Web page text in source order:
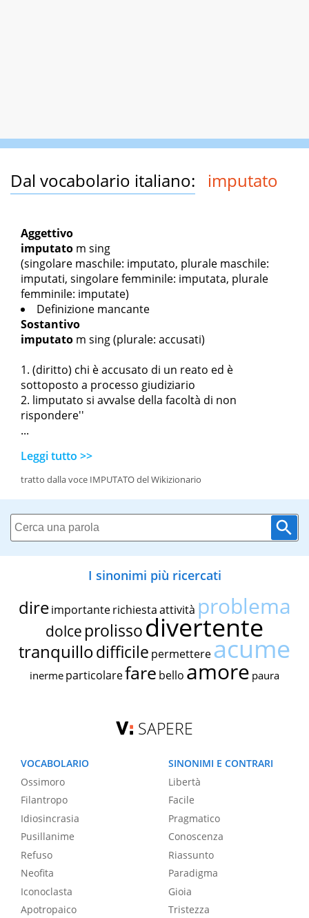
Dal vocabolario italiano: imputato
Aggettivo
imputato m sing
(singolare maschile: imputato, plurale maschile:
imputati, singolare femminile: imputata, plurale
femminile: imputate)
Definizione mancante
Sostantivo
imputato m sing(plurale: accusati)
(diritto) chi è accusato di un reato ed è
sottoposto a processo giudiziario
limputato si avvalse della facoltà di non
rispondere''
...
Leggi tutto >>
tratto dalla voce IMPUTATO del Wikizionario
I sinonimi più ricercati
dire importante richiestaattività problema
dolce prolissodivertente
tranquillodifficile permettereacume
inerme particolarefare bello amore paura
SAPERE
VOCABOLARIO
Ossimoro
Filantropo
Idiosincrasia
Pusillanime
Refuso
Neofita
Iconoclasta
Apotropaico
SINONIMI E CONTRARI
Libertà
Facile
Pragmatico
Conoscenza
Riassunto
Paradigma
Gioia
Tristezza